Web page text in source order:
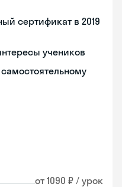
сертификат в 2019
учеников
от 1090 ₽ / урок